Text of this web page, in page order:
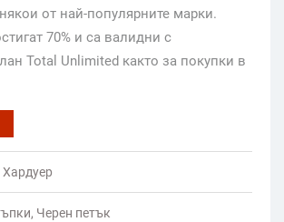
от най-популярните марки.
70% и са валидни с
Total Unlimited както за покупки в
Хардуер
, Черен петък